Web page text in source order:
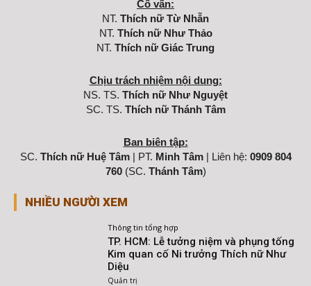
Cố vấn:
NT. Thích nữ Từ Nhẫn
NT. Thích nữ Như Thảo
NT. Thích nữ Giác Trung
Chịu trách nhiệm nội dung:
NS. TS. Thích nữ Như Nguyệt
SC. TS. Thích nữ Thánh Tâm
Ban biên tập:
SC. Thích nữ Huệ Tâm| PT. Minh Tâm| Liên hệ: 0909 804
760(SC. Thánh Tâm)
NHIỀU NGƯỜI XEM
Thông tin tổng hợp
TP. HCM: Lễ tưởng niệm và phụng tống
Kim quan cố Ni trưởng Thích nữ Như
Diệu
Quản trị